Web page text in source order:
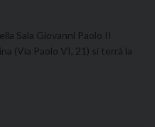
Sala Giovanni Paolo II
(Via Paolo VI, 21) si terrà la